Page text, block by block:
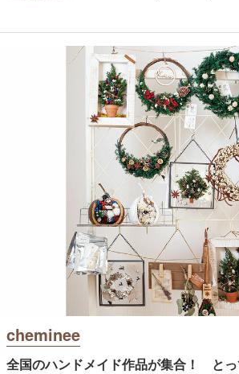
cheminee
全国のハンドメイド作品が集合！ と